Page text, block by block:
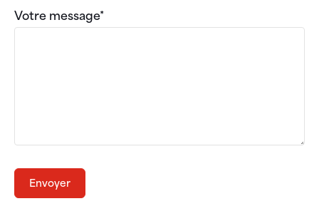
Votre message*
Envoyer